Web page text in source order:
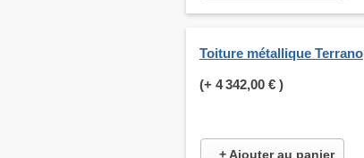
Toiture métallique Terrano
(+ 4 342,00 € )
+ Ajouter au panier